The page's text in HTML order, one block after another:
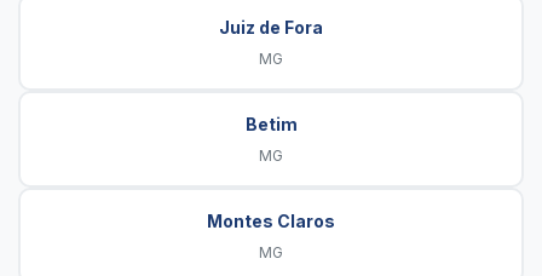
Juiz de Fora
MG
Betim
MG
Montes Claros
MG